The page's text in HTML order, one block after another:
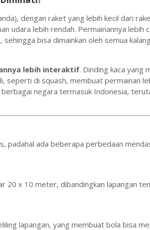
dengan raket yang lebih kecil dari
udara lebih rendah. Permainannya lebih
bisa dimainkan oleh semua
lebih interaktif. Dinding kaca yang
seperti di squash, membuat permainan
negara termasuk Indonesia,
padahal ada beberapa perbedaan
20 x 10 meter, dibandingkan lapangan
lapangan, yang membuat bola bisa